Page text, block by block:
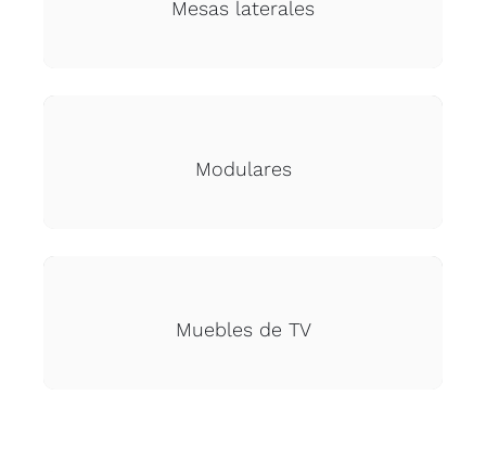
Mesas laterales
Modulares
Muebles de TV